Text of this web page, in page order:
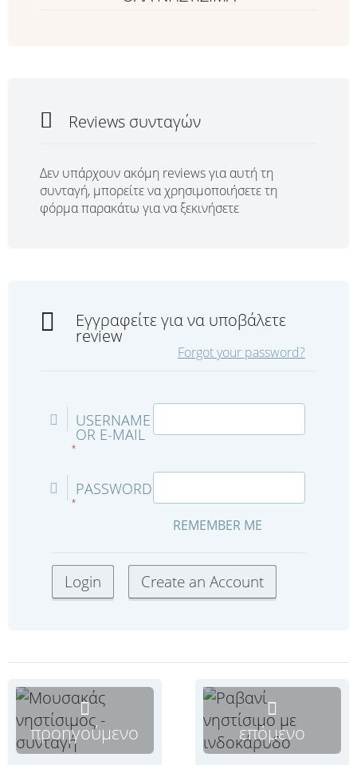
Reviews συνταγών
Δεν υπάρχουν ακόμη reviews για αυτή τη
συνταγή, μπορείτε να χρησιμοποιήσετε τη
φόρμα παρακάτω για να ξεκινήσετε
Εγγραφείτε για να υποβάλετε
review
Forgot your password?
USERNAME
OR E-MAIL
*
PASSWORD
*
REMEMBER ME
προηγούμενο επόμενο